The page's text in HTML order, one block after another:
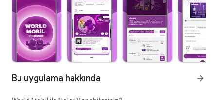
Bu uygulama hakkında arrow_forward